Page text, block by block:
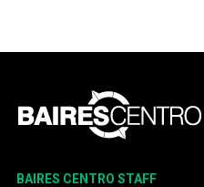
BAIRES CENTRO STAFF